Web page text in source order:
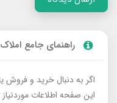
راهنمای جامع
اگر به دنبال خرید و فروش
این صفحه اطلاعات موردنیاز